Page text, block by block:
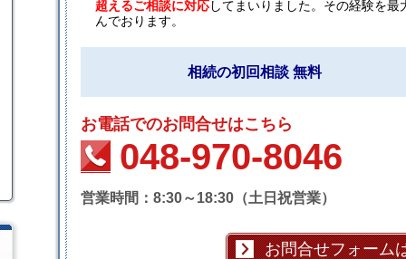
超えるご相談に対応してまいりました。その経験を
んでおります。
相続の初回相談 無料
お電話でのお問合せはこちら
048-970-8046
営業時間：8:30～18:30（土日祝営業）
お問合せフォーム